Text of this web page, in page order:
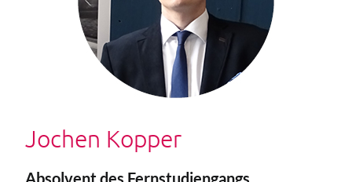
Jochen Kopper
Absolvent des Fernstudiengangs